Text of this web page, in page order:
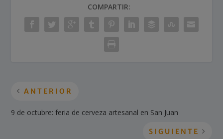
COMPARTIR:
ANTERIOR
9 de octubre: feria de cerveza artesanal en San Juan
SIGUIENTE